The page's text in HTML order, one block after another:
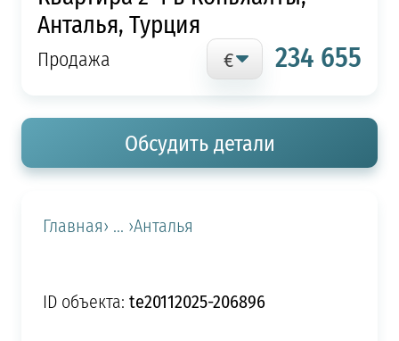
Анталья, Турция
Продажа 234 655
Обсудить детали
Главная› ... ›Анталья
ID объекта: te20112025-206896